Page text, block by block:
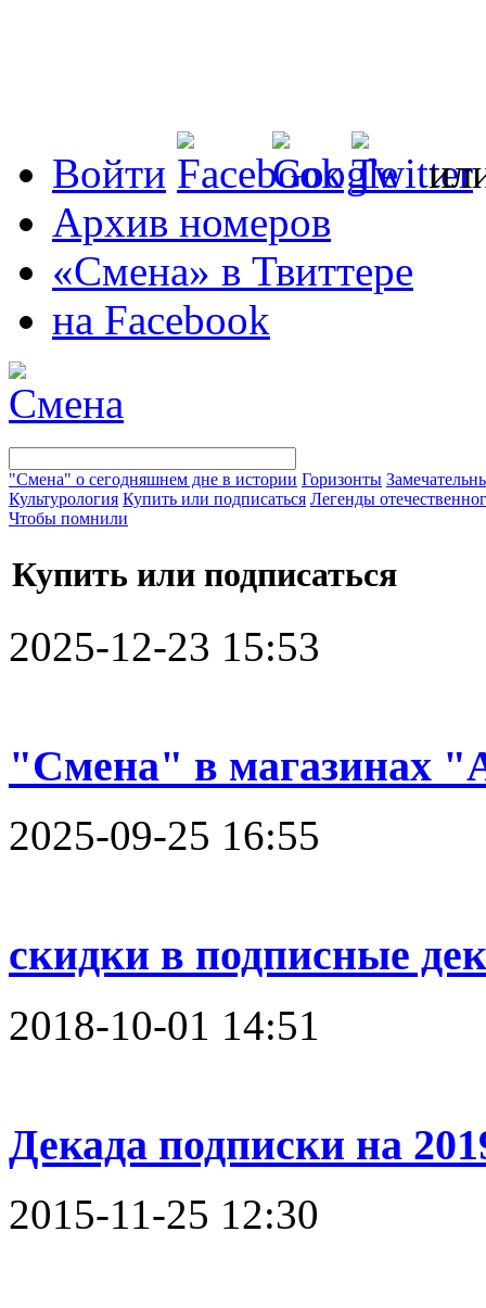
Войти
Архив номеров
«Смена» в Твиттере
на Facebook
"Смена" о сегодняшнем дне в истории Горизонты
Культурология Купить или подписаться Легенды
Чтобы помнили
Купить или подписаться
2025-12-23 15:53
"Смена" в магазинах
2025-09-25 16:55
скидки в подписные
2018-10-01 14:51
Декада подписки на
2015-11-25 12:30